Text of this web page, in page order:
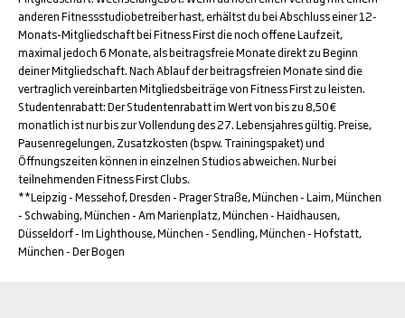
anderen Fitnessstudiobetreiber hast, erhältst du bei Abschluss einer 12-
Monats-Mitgliedschaft bei Fitness First die noch offene Laufzeit,
maximal jedoch 6 Monate, als beitragsfreie Monate direkt zu Beginn
deiner Mitgliedschaft. Nach Ablauf der beitragsfreien Monate sind die
vertraglich vereinbarten Mitgliedsbeiträge von Fitness First zu leisten.
Studentenrabatt: Der Studentenrabatt im Wert von bis zu 8,50€
monatlich ist nur bis zur Vollendung des 27. Lebensjahres gültig. Preise,
Pausenregelungen, Zusatzkosten (bspw. Trainingspaket) und
Öffnungszeiten können in einzelnen Studios abweichen. Nur bei
teilnehmenden Fitness First Clubs.
**Leipzig - Messehof, Dresden - Prager Straße, München - Laim, München
- Schwabing, München - Am Marienplatz, München - Haidhausen,
Düsseldorf - Im Lighthouse, München - Sendling, München - Hofstatt,
München - Der Bogen